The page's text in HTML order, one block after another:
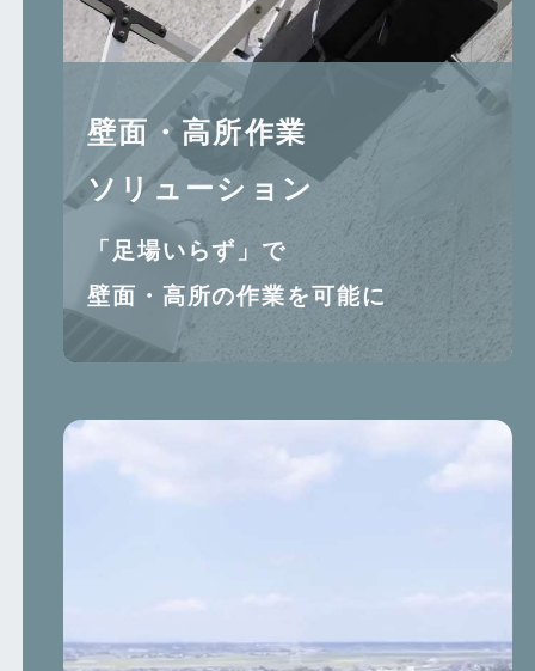
壁⾯・⾼所作業
ソリューション
「足場いらず」で
壁面・高所の作業を可能に